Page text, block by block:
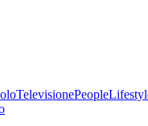
TelevisionePeople